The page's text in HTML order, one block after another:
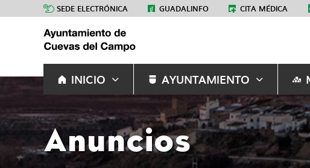
SEDE ELECTRÓNICA GUADALINFO CITA MÉDICA
INICIO AYUNTAMIENTO
Anuncios